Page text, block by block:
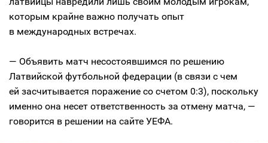
которым крайне важно получать опыт
в международных встречах.
— Объявить матч несостоявшимся по решению
Латвийской футбольной федерации (в связи с чем
ей засчитывается поражение со счетом 0:3), поскольку
именно она несет ответственность за отмену матча, —
говорится в решении на сайте УЕФА.